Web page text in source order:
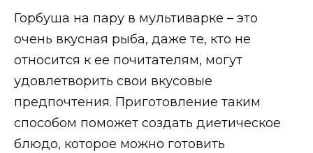
Горбуша на пару в мультиварке – это
очень вкусная рыба, даже те, кто не
относится к ее почитателям, могут
удовлетворить свои вкусовые
предпочтения. Приготовление таким
способом поможет создать диетическое
блюдо, которое можно готовить